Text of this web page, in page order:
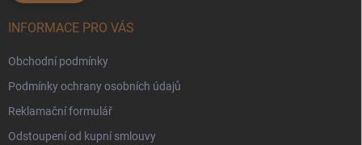
INFORMACE PRO VÁS
Obchodní podmínky
Podmínky ochrany osobních údajů
Reklamační formulář
Odstoupení od kupní smlouvy